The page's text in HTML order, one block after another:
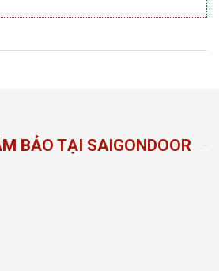
BẢO TẠI SAIGONDOOR